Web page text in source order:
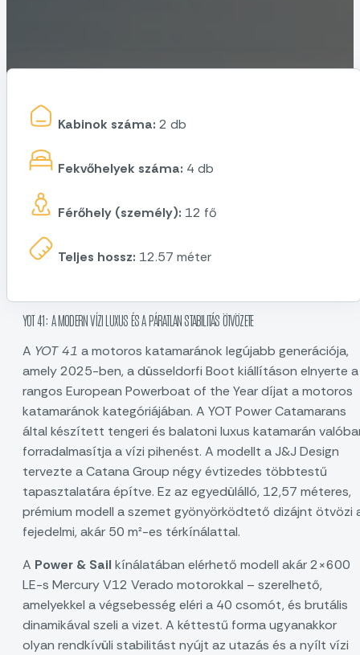
Kabinok száma: 2 db
Fekvőhelyek száma: 4 db
Férőhely (személy): 12 fő
Teljes hossz: 12.57 méter
YOT 41: A MODERN VÍZI LUXUS ÉS A PÁRATLAN STABILITÁS ÖTVÖZETE
A YOT 41 a motoros katamaránok legújabb generációja,
amely 2025-ben, a düsseldorfi Boot kiállításon elnyerte a
rangos European Powerboat of the Year díjat a motoros
katamaránok kategóriájában. A YOT Power Catamarans
által készített tengeri és balatoni luxus katamarán
forradalmasítja a vízi pihenést. A modellt a J&J Design
tervezte a Catana Group négy évtizedes többtestű
tapasztalatára építve. Ez az egyedülálló, 12,57 méteres,
prémium modell a szemet gyönyörködtető dizájnt ötvözi
fejedelmi, akár 50 m²-es térkínálattal.
A Power & Sail kínálatában elérhető modell akár 2×600
LE-s Mercury V12 Verado motorokkal – szerelhető,
amelyekkel a végsebesség eléri a 40 csomót, és brutális
dinamikával szeli a vizet. A kéttestű forma ugyanakkor
olyan rendkívüli stabilitást nyújt az utazás és a nyílt vízi